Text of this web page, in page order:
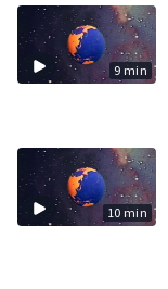
9 min
10 min